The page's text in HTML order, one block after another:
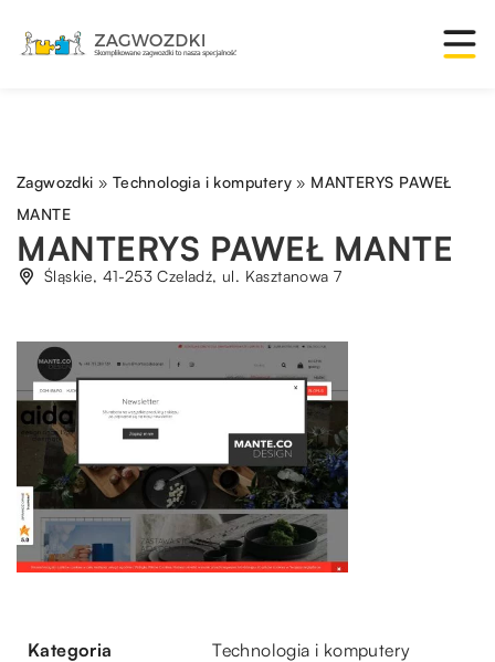
Zagwozdki » Technologia i komputery » MANTERYS PAWEŁ
MANTE
MANTERYS PAWEŁ MANTE
Śląskie, 41-253 Czeladź, ul. Kasztanowa 7
Kategoria Technologia i komputery